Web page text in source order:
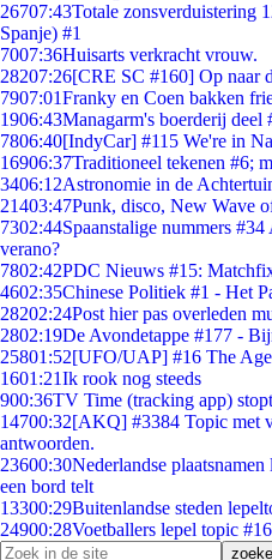
26707:43Totale zonsverduistering
Spanje) #1
7007:36Huisarts verkracht vrouw.
28207:26[CRE SC #160] Op naar
7907:01Franky en Coen bakken
1906:43Managarm's boerderij deel
7806:40[IndyCar] #115 We're in
16906:37Traditioneel tekenen #6;
3406:12Astronomie in de
21403:47Punk, disco, New Wave
7302:44Spaanstalige nummers
verano?
7802:42PDC Nieuws #15:
4602:35Chinese Politiek #1 - Het
28202:24Post hier pas overleden
2802:19De Avondetappe #177 -
25801:52[UFO/UAP] #16 The
1601:21Ik rook nog steeds
900:36TV Time (tracking app)
14700:32[AKQ] #3384 Topic met
antwoorden.
23600:30Nederlandse
een bord telt
13300:29Buitenlandse steden
24900:28Voetballers lepel topic #16